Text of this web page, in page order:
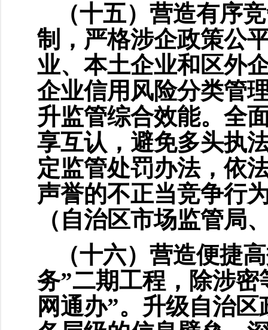
（十五）营造有序
制，严格涉企政策公
业、本土企业和区外
企业信用风险分类管
升监管综合效能。全
享互认，避免多头执
定监管处罚办法，依
声誉的不正当竞争行
（自治区市场监管局
（十六）营造便捷
务”二期工程，除涉
网通办”。升级自治